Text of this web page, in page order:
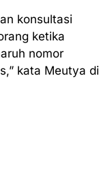
konsultasi
ketika
nomor
kata Meutya di